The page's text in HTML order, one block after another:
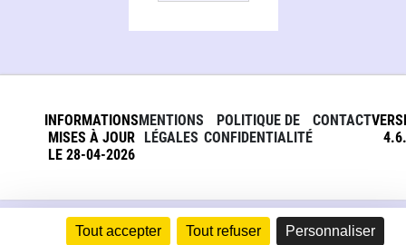
Tout accepter Tout refuser Personnaliser
INFORMATIONS
MISES À JOUR
LE 28-04-2026
MENTIONS
LÉGALES
POLITIQUE DE
CONFIDENTIALITÉ
CONTACT